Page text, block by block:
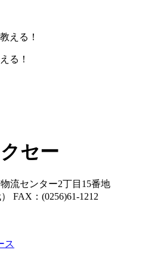
る！
セー
流センター2丁目15番地
FAX：(0256)61-1212
ス